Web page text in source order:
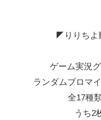
ランダムブロマ
全17種
うち